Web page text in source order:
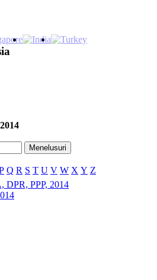
Q R S T U V W X Y Z
DPR, PPP, 2014